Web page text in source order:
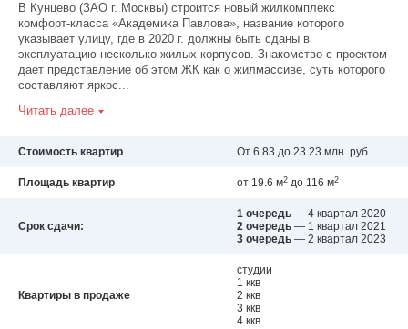
В Кунцево (ЗАО г. Москвы) строится новый жилкомплекс
комфорт-класса «Академика Павлова», название которого
указывает улицу, где в 2020 г. должны быть сданы в
эксплуатацию несколько жилых корпусов. Знакомство с проектом
дает представление об этом ЖК как о жилмассиве, суть которого
составляют яркос...
Читать далее
Стоимость квартир От 6.83 до 23.23 млн. руб
Площадь квартир от 19.6 м2 до 116 м2
Срок сдачи:
1 очередь — 4 квартал 2020
2 очередь — 1 квартал 2021
3 очередь — 2 квартал 2023
Квартиры в продаже
студии
1 ккв
2 ккв
3 ккв
4 ккв